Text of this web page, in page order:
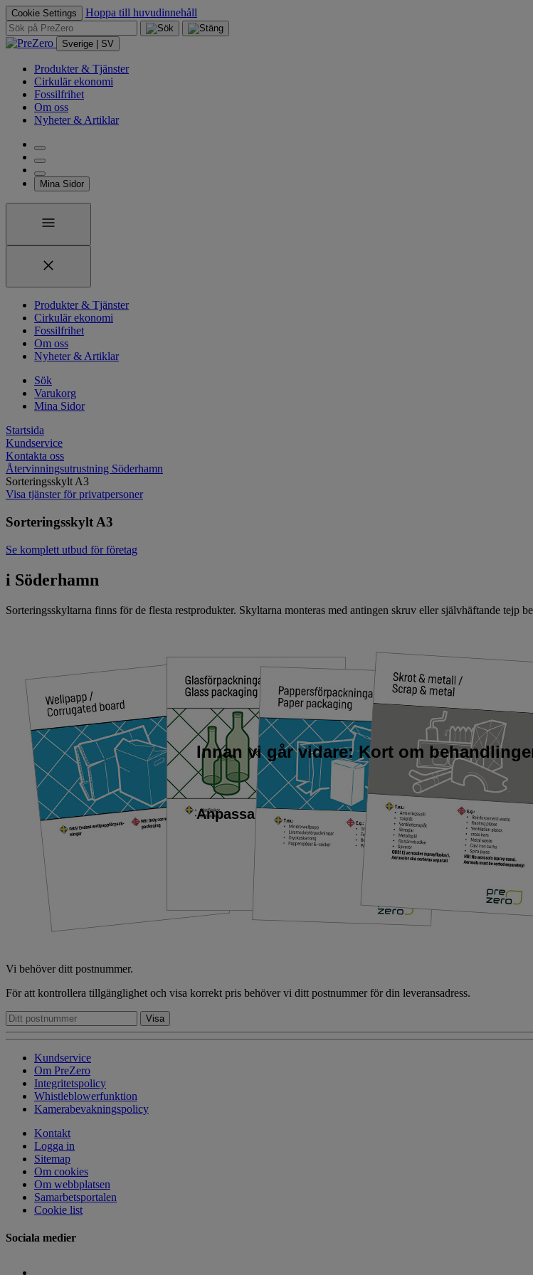
Innan vi går vidare: Kort om
Anpassa
Cookie Settings Hoppa till huvudinnehåll
Sverige | SV
Produkter & Tjänster
Cirkulär ekonomi
Fossilfrihet
Om oss
Nyheter & Artiklar
Mina Sidor
Produkter & Tjänster
Cirkulär ekonomi
Fossilfrihet
Om oss
Nyheter & Artiklar
Sök
Varukorg
Mina Sidor
Startsida
Kundservice
Kontakta oss
Återvinningsutrustning Söderhamn
Sorteringsskylt A3
Visa tjänster för privatpersoner
Sorteringsskylt A3
Se komplett utbud för företag
i Söderhamn
Sorteringsskyltarna finns för de flesta restprodukter. Skyltarna monteras med antingen skruv eller självhäftande tejp
Vi behöver ditt postnummer.
För att kontrollera tillgänglighet och visa korrekt pris behöver vi ditt postnummer för din leveransadress.
Kundservice
Om PreZero
Integritetspolicy
Whistleblowerfunktion
Kamerabevakningspolicy
Kontakt
Logga in
Sitemap
Om cookies
Om webbplatsen
Samarbetsportalen
Cookie list
Sociala medier